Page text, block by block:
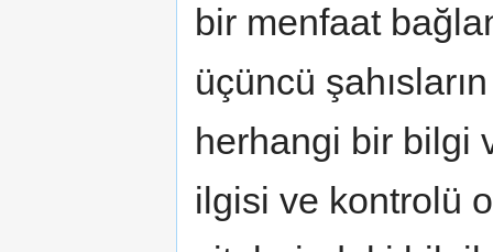
bir menfaat
üçüncü
herhangi bir bilgi
ilgisi ve kontrolü